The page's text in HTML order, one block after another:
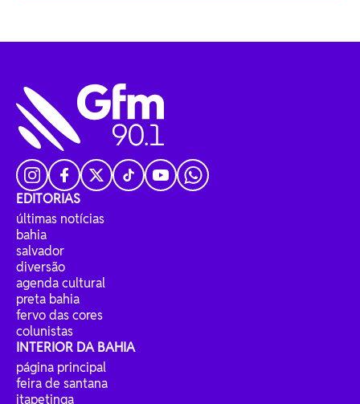
EDITORIAS
últimas notícias
bahia
salvador
diversão
agenda cultural
preta bahia
fervo das cores
colunistas
INTERIOR DA BAHIA
página principal
feira de santana
itapetinga